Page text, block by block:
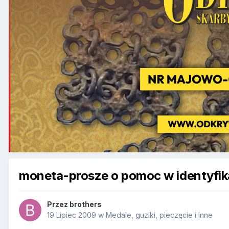
moneta-prosze o pomoc w
Przez brothers
19 Lipiec 2009 w Medale, guziki, pieczęcie i inne